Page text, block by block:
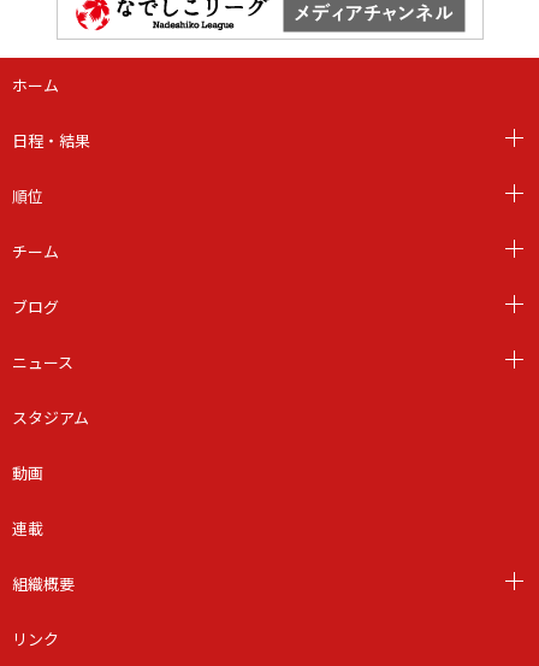
ホーム
日程・結果
順位
チーム
ブログ
ニュース
スタジアム
動画
連載
組織概要
リンク